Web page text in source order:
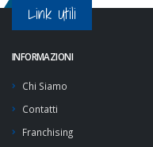
Link Utili
INFORMAZIONI
Chi Siamo
Contatti
Franchising